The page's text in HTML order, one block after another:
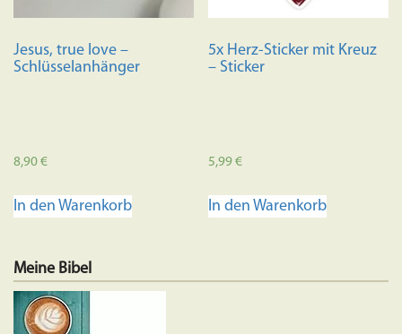
Jesus, true love –
Schlüsselanhänger
8,90€
In den Warenkorb
5x Herz-Sticker mit Kreuz
– Sticker
5,99€
In den Warenkorb
Meine Bibel